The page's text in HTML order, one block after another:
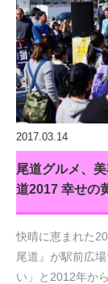
2017.03.14
尾道グルメ、
道2017 幸せの
快晴に恵まれた
尾道』が駅前広
い」と2012年か